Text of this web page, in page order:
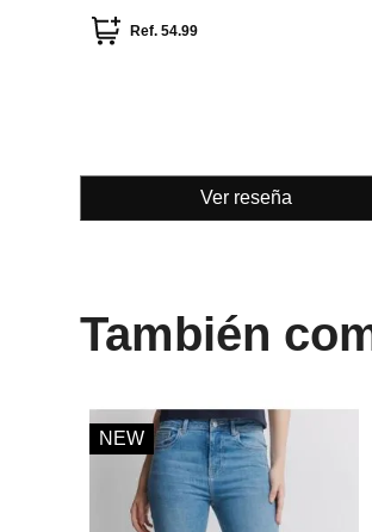
Ref.54.99
Ver reseña
También
NEW